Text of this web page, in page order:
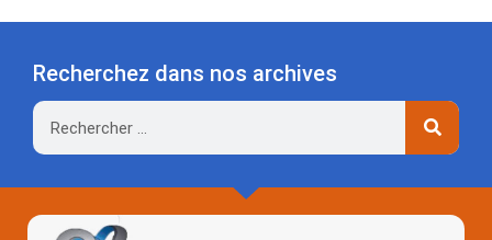
Recherchez dans nos archives
Rechercher